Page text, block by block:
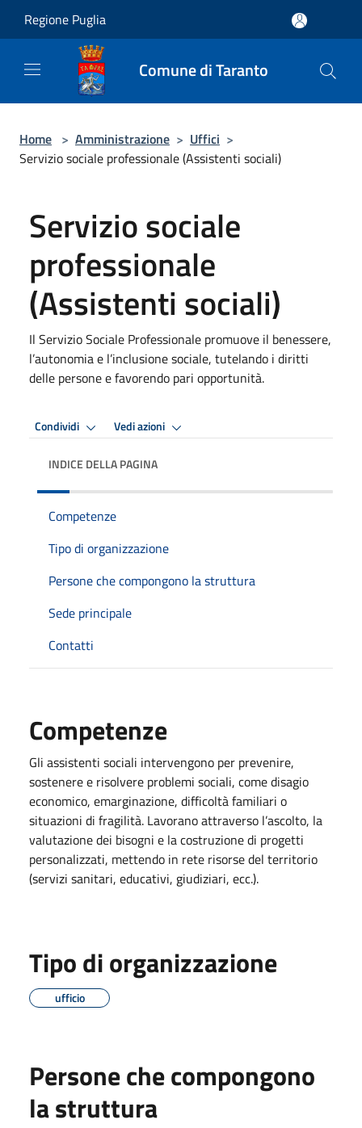
Regione Puglia
Comune di Taranto
Home > Amministrazione > Uffici >
Servizio sociale professionale (Assistenti sociali)
Servizio sociale
professionale
(Assistenti sociali)
Il Servizio Sociale Professionale promuove il benessere,
l’autonomia e l’inclusione sociale, tutelando i diritti
delle persone e favorendo pari opportunità.
Condividi Vedi azioni
INDICE DELLA PAGINA
Competenze
Tipo di organizzazione
Persone che compongono la struttura
Sede principale
Contatti
Competenze
Gli assistenti sociali intervengono per prevenire,
sostenere e risolvere problemi sociali, come disagio
economico, emarginazione, difficoltà familiari o
situazioni di fragilità. Lavorano attraverso l’ascolto, la
valutazione dei bisogni e la costruzione di progetti
personalizzati, mettendo in rete risorse del territorio
(servizi sanitari, educativi, giudiziari, ecc.).
Tipo di organizzazione
ufficio
Persone che compongono
la struttura